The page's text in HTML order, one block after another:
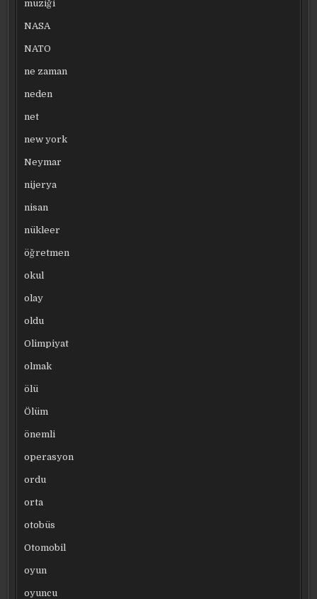
müziği
NASA
NATO
ne zaman
neden
net
new york
Neymar
nijerya
nisan
nükleer
öğretmen
okul
olay
oldu
Olimpiyat
olmak
ölü
Ölüm
önemli
operasyon
ordu
orta
otobüs
Otomobil
oyun
oyuncu